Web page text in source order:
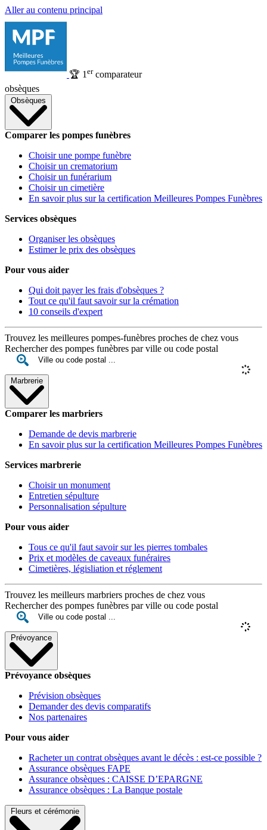
Aller au contenu principal
🏆 1 ercomparateur
obsèques
Obsèques
Comparer les pompes funèbres
Choisir une pompe funèbre
Choisir un crematorium
Choisir un funérarium
Choisir un cimetière
En savoir plus sur la certification Meilleures Pompes Funèbres
Services obsèques
Organiser les obsèques
Estimer le prix des obsèques
Pour vous aider
Qui doit payer les frais d'obsèques ?
Tout ce qu'il faut savoir sur la crémation
10 conseils d'expert
Trouvez les meilleures pompes-funèbres proches de chez vous
Rechercher des pompes funèbres par ville ou code postal
Marbrerie
Comparer les marbriers
Demande de devis marbrerie
En savoir plus sur la certification Meilleures Pompes Funèbres
Services marbrerie
Choisir un monument
Entretien sépulture
Personnalisation sépulture
Pour vous aider
Tous ce qu'il faut savoir sur les pierres tombales
Prix et modèles de caveaux funéraires
Cimetières, législiation et réglement
Trouvez les meilleurs marbriers proches de chez vous
Rechercher des pompes funèbres par ville ou code postal
Prévoyance
Prévoyance obsèques
Prévision obsèques
Demander des devis comparatifs
Nos partenaires
Pour vous aider
Racheter un contrat obsèques avant le décès : est-ce possible ?
Assurance obsèques FAPE
Assurance obsèques : CAISSE D’EPARGNE
Assurance obsèques : La Banque postale
Fleurs et cérémonie